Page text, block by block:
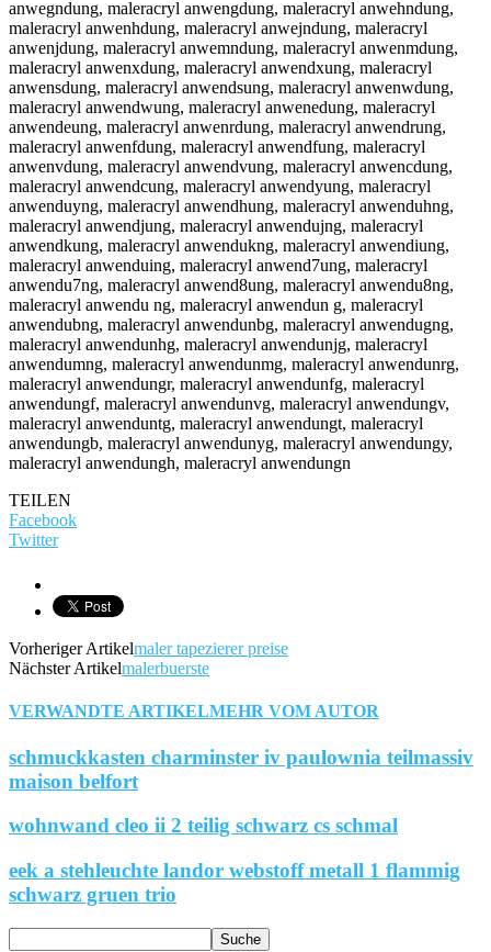
anwegndung, maleracryl anwengdung, maleracryl anwehndung,
maleracryl anwenhdung, maleracryl anwejndung, maleracryl
anwenjdung, maleracryl anwemndung, maleracryl anwenmdung,
maleracryl anwenxdung, maleracryl anwendxung, maleracryl
anwensdung, maleracryl anwendsung, maleracryl anwenwdung,
maleracryl anwendwung, maleracryl anwenedung, maleracryl
anwendeung, maleracryl anwenrdung, maleracryl anwendrung,
maleracryl anwenfdung, maleracryl anwendfung, maleracryl
anwenvdung, maleracryl anwendvung, maleracryl anwencdung,
maleracryl anwendcung, maleracryl anwendyung, maleracryl
anwenduyng, maleracryl anwendhung, maleracryl anwenduhng,
maleracryl anwendjung, maleracryl anwendujng, maleracryl
anwendkung, maleracryl anwendukng, maleracryl anwendiung,
maleracryl anwenduing, maleracryl anwend7ung, maleracryl
anwendu7ng, maleracryl anwend8ung, maleracryl anwendu8ng,
maleracryl anwendu ng, maleracryl anwendun g, maleracryl
anwendubng, maleracryl anwendunbg, maleracryl anwendugng,
maleracryl anwendunhg, maleracryl anwendunjg, maleracryl
anwendumng, maleracryl anwendunmg, maleracryl anwendunrg,
maleracryl anwendungr, maleracryl anwendunfg, maleracryl
anwendungf, maleracryl anwendunvg, maleracryl anwendungv,
maleracryl anwenduntg, maleracryl anwendungt, maleracryl
anwendungb, maleracryl anwendunyg, maleracryl anwendungy,
maleracryl anwendungh, maleracryl anwendungn
TEILEN
Facebook
Twitter
Vorheriger Artikelmaler tapezierer preise
Nächster Artikelmalerbuerste
VERWANDTE ARTIKELMEHR VOM AUTOR
schmuckkasten charminster iv paulownia teilmassiv
maison belfort
wohnwand cleo ii 2 teilig schwarz cs schmal
eek a stehleuchte landor webstoff metall 1 flammig
schwarz gruen trio